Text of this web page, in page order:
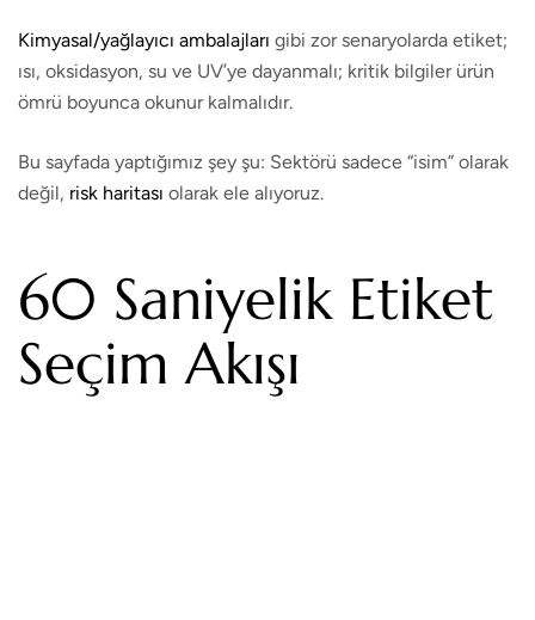
Kimyasal/yağlayıcı ambalajları gibi zor senaryolarda etiket;
ısı, oksidasyon, su ve UV’ye dayanmalı; kritik bilgiler ürün
ömrü boyunca okunur kalmalıdır.
Bu sayfada yaptığımız şey şu: Sektörü sadece “isim” olarak
değil, risk haritası olarak ele alıyoruz.
60 Saniyelik Etiket
Seçim Akışı